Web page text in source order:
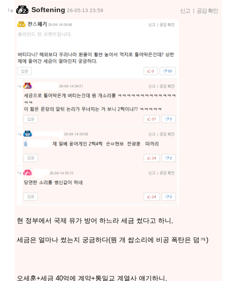
Softening 26-05-13 23:59 신고 공감 확인
현 정부에서 국제 유가 방어 하느라 세금 썼다고 하니,
세금은 얼마나 썼는지 궁금하다(뭔 개 쌉소리에 비공 폭탄은 덤ㅋ)
오세훈+세금 40억에 계약+통일교 계열사 얘기하니,